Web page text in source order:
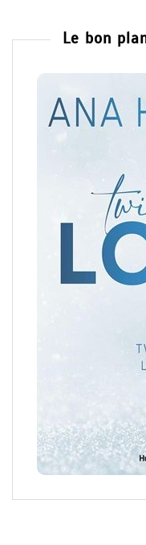
Le bon